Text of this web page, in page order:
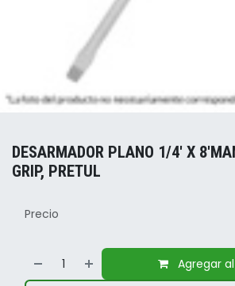
DESARMADOR PLANO 1/4' X
GRIP, PRETUL
Agregar
Precio